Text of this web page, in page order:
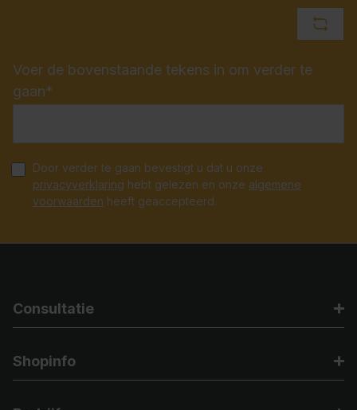
Voer de bovenstaande tekens in om verder te
gaan*
Door verder te gaan bevestigt u dat u onze
privacyverklaring hebt gelezen en onze algemene
voorwaarden heeft geaccepteerd.
Consultatie
Shopinfo